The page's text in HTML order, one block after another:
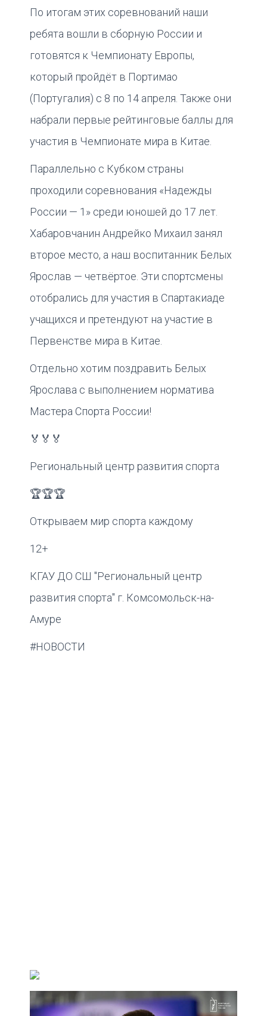
По итогам этих соревнований наши
ребята вошли в сборную России и
готовятся к Чемпионату Европы,
который пройдёт в Портимао
(Португалия) с 8 по 14 апреля. Также они
набрали первые рейтинговые баллы для
участия в Чемпионате мира в Китае.
Параллельно с Кубком страны
проходили соревнования «Надежды
России — 1» среди юношей до 17 лет.
Хабаровчанин Андрейко Михаил занял
второе место, а наш воспитанник Белых
Ярослав — четвёртое. Эти спортсмены
отобрались для участия в Спартакиаде
учащихся и претендуют на участие в
Первенстве мира в Китае.
Отдельно хотим поздравить Белых
Ярослава с выполнением норматива
Мастера Спорта России!
🏅🏅🏅
Региональный центр развития спорта
🏆🏆🏆
Открываем мир спорта каждому
12+
КГАУ ДО СШ "Региональный центр
развития спорта" г. Комсомольск-на-
Амуре
#НОВОСТИ